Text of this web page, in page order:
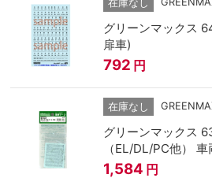
在庫なし
グリーンマックス
扉車)
792 円
在庫なし
グリーンマックス
（EL/DL/PC他）
1,584 円